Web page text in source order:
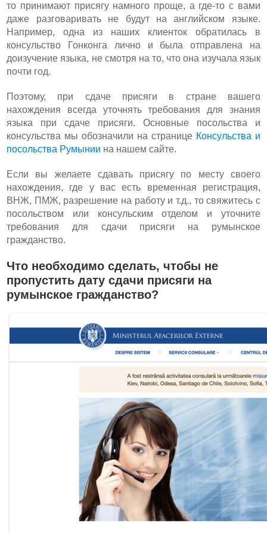
то принимают присягу намного проще, а где-то с вами
даже разговаривать не будут на английском языке.
Например, одна из наших клиенток обратилась в
консульство Гонконга лично и была отправлена на
доизучение языка, не смотря на то, что она изучала язык
почти год.
Поэтому, при сдаче присяги в стране вашего
нахождения всегда уточнять требования для знания
языка при сдаче присяги. Основные посольства и
консульства мы обозначили на странице Консульства и
посольства Румынии на нашем сайте.
Если вы желаете сдавать присягу по месту своего
нахождения, где у вас есть временная регистрация,
ВНЖ, ПМЖ, разрешение на работу и т.д., то свяжитесь с
посольством или консульским отделом и уточните
требования для сдачи присяги на румынское
гражданство.
Что необходимо сделать, чтобы не
пропустить дату сдачи присяги на
румынское гражданство?